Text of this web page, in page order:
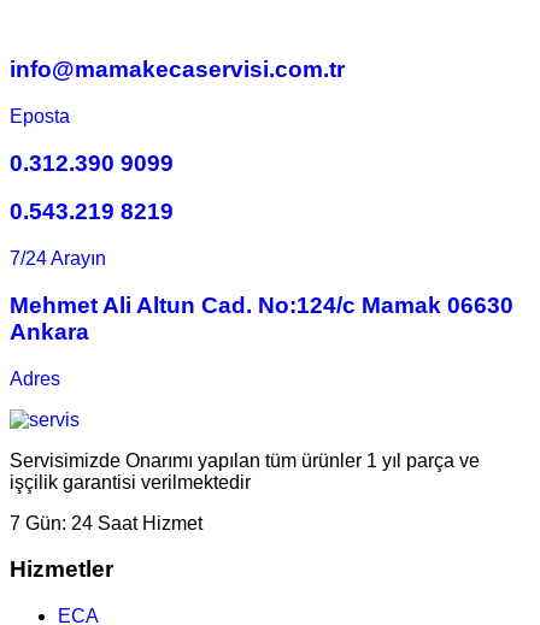
info@mamakecaservisi.com.tr
Eposta
0.312.390 9099
0.543.219 8219
7/24 Arayın
Mehmet Ali Altun Cad. No:124/c Mamak 06630
Ankara
Adres
Servisimizde Onarımı yapılan tüm ürünler 1 yıl parça ve
işçilik garantisi verilmektedir
7 Gün: 24 Saat Hizmet
Hizmetler
ECA